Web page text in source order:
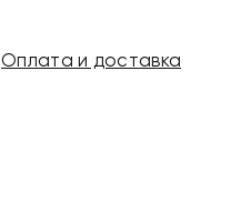
Оплата и доставка